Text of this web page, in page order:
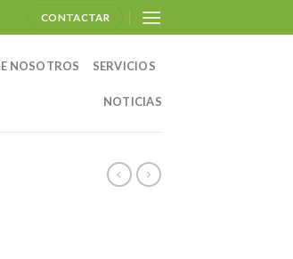
CONTACTAR
NOSOTROS SERVICIOS
NOTICIAS